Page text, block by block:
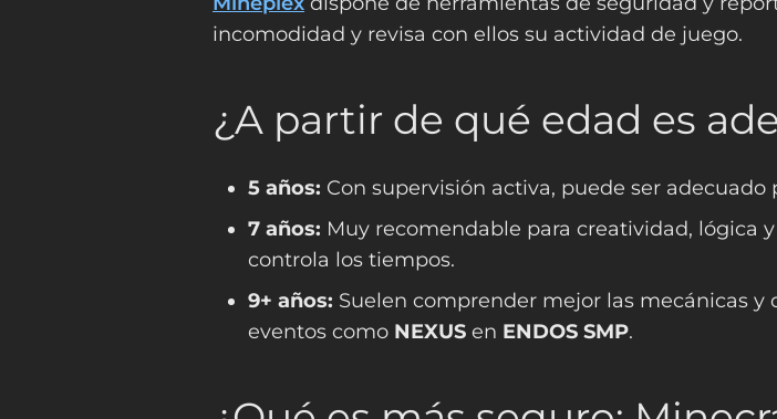
incomodidad y revisa con ellos su actividad de juego.
¿A partir de qué edad es
5 años: Con supervisión activa, puede ser adecuado
7 años: Muy recomendable para creatividad, lógica
controla los tiempos.
9+ años: Suelen comprender mejor las mecánicas
eventos como NEXUS en ENDOS SMP.